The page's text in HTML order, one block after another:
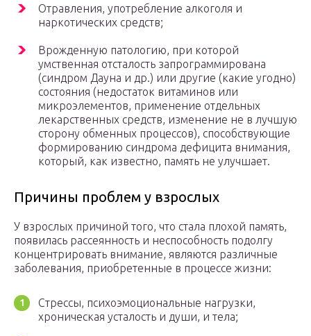
Отравления, употребление алкоголя и
наркотических средств;
Врожденную патологию, при которой
умственная отсталость запрограммирована
(синдром Дауна и др.) или другие (какие угодно)
состояния (недостаток витаминов или
микроэлементов, применение отдельных
лекарственных средств, изменение не в лучшую
сторону обменных процессов), способствующие
формированию синдрома дефицита внимания,
который, как известно, память не улучшает.
Причины проблем у взрослых
У взрослых причиной того, что стала плохой память,
появилась рассеянность и неспособность подолгу
концентрировать внимание, являются различные
заболевания, приобретенные в процессе жизни:
Стрессы, психоэмоциональные нагрузки,
хроническая усталость и души, и тела;